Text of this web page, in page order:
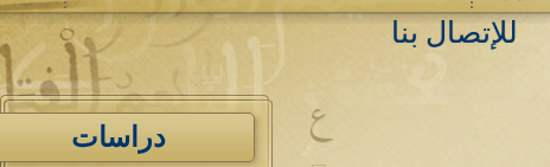
للإتصال بنا
دراسات ع